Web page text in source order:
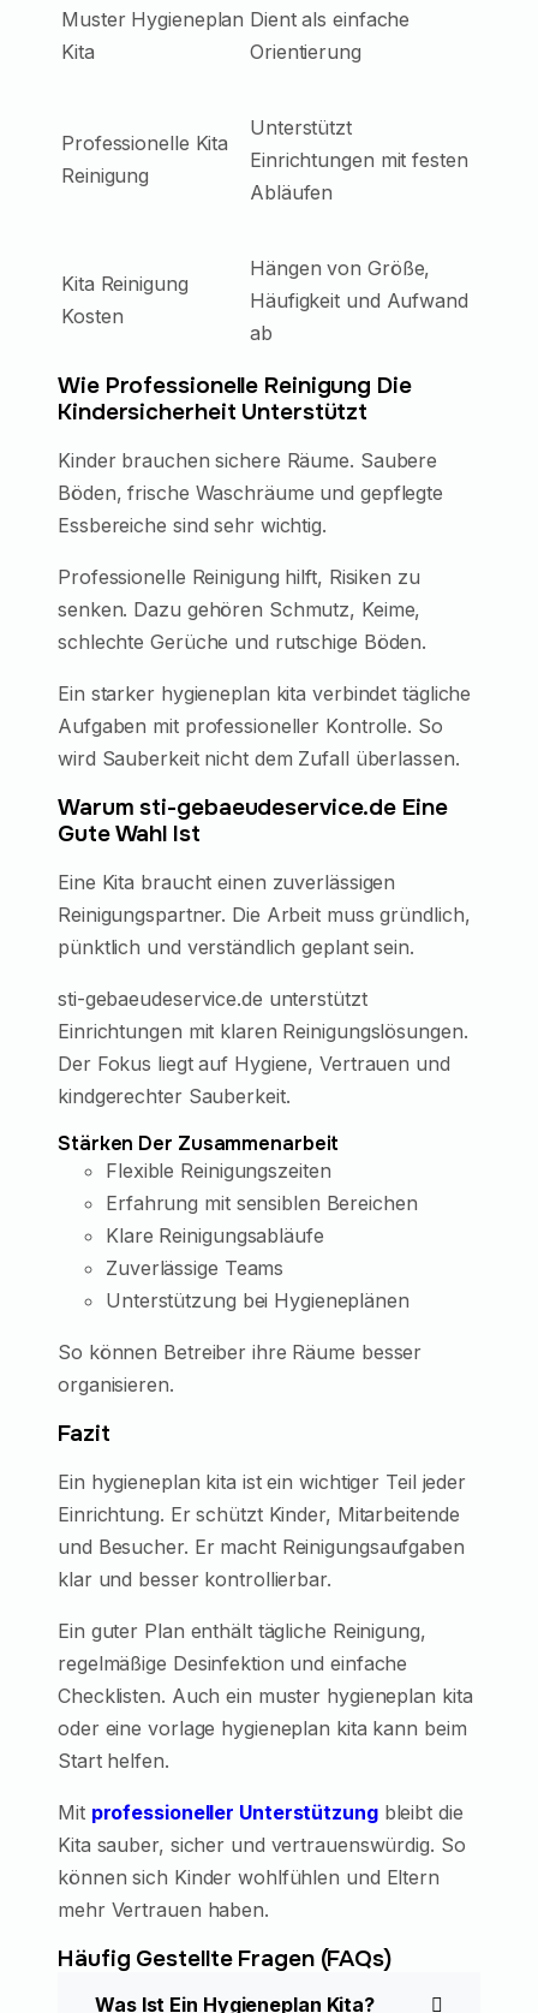
Muster Hygieneplan
Kita
Dient als einfache
Orientierung
Professionelle Kita
Reinigung
Unterstützt
Einrichtungen mit festen
Abläufen
Kita Reinigung
Kosten
Hängen von Größe,
Häufigkeit und Aufwand
ab
Wie Professionelle Reinigung Die
Kindersicherheit Unterstützt
Kinder brauchen sichere Räume. Saubere
Böden, frische Waschräume und gepflegte
Essbereiche sind sehr wichtig.
Professionelle Reinigung hilft, Risiken zu
senken. Dazu gehören Schmutz, Keime,
schlechte Gerüche und rutschige Böden.
Ein starker hygieneplan kita verbindet tägliche
Aufgaben mit professioneller Kontrolle. So
wird Sauberkeit nicht dem Zufall überlassen.
Warum sti-gebaeudeservice.de Eine
Gute Wahl Ist
Eine Kita braucht einen zuverlässigen
Reinigungspartner. Die Arbeit muss gründlich,
pünktlich und verständlich geplant sein.
sti-gebaeudeservice.de unterstützt
Einrichtungen mit klaren Reinigungslösungen.
Der Fokus liegt auf Hygiene, Vertrauen und
kindgerechter Sauberkeit.
Stärken Der Zusammenarbeit
Flexible Reinigungszeiten
Erfahrung mit sensiblen Bereichen
Klare Reinigungsabläufe
Zuverlässige Teams
Unterstützung bei Hygieneplänen
So können Betreiber ihre Räume besser
organisieren.
Fazit
Ein hygieneplan kita ist ein wichtiger Teil jeder
Einrichtung. Er schützt Kinder, Mitarbeitende
und Besucher. Er macht Reinigungsaufgaben
klar und besser kontrollierbar.
Ein guter Plan enthält tägliche Reinigung,
regelmäßige Desinfektion und einfache
Checklisten. Auch ein muster hygieneplan kita
oder eine vorlage hygieneplan kita kann beim
Start helfen.
Mit professioneller Unterstützungbleibt die
Kita sauber, sicher und vertrauenswürdig. So
können sich Kinder wohlfühlen und Eltern
mehr Vertrauen haben.
Häufig Gestellte Fragen (FAQs)
Was Ist Ein Hygieneplan Kita?